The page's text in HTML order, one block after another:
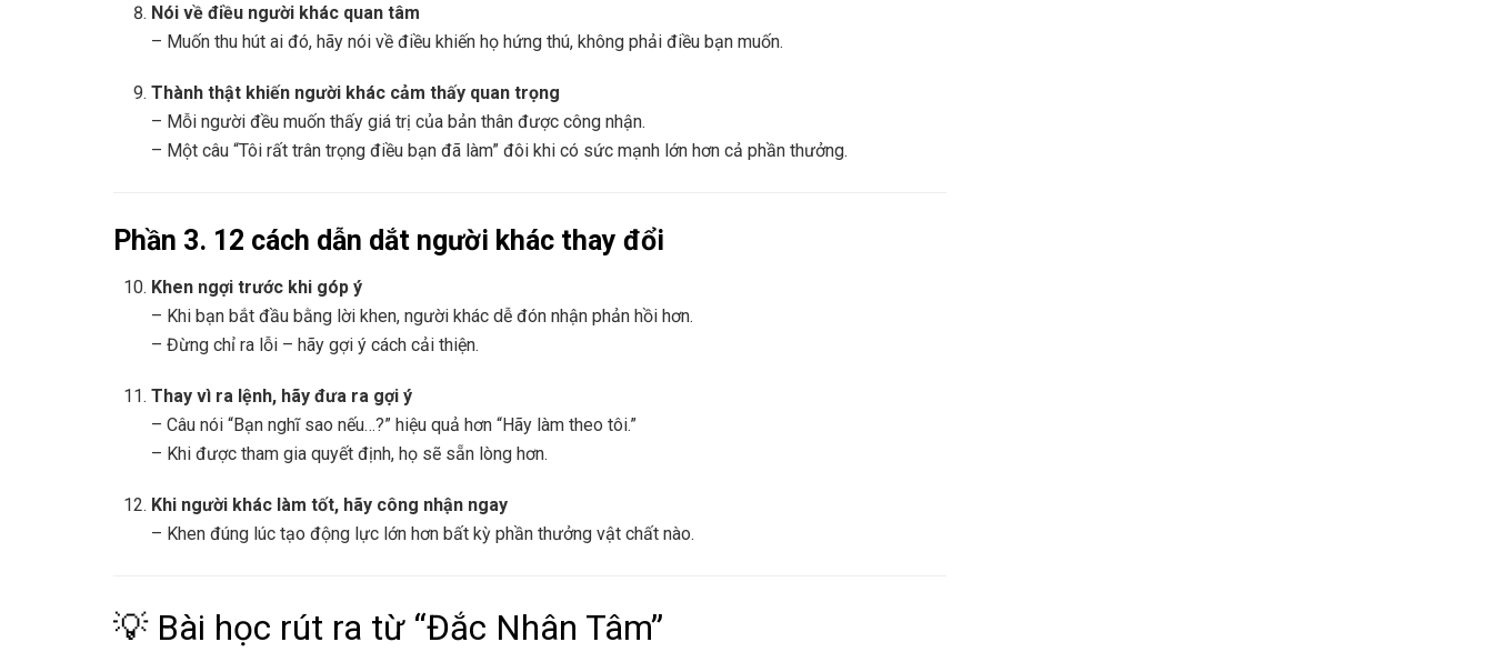
Nói về điều người khác quan tâm
– Muốn thu hút ai đó, hãy nói về điều khiến họ hứng thú, không phải điều bạn muốn.
Thành thật khiến người khác cảm thấy quan trọng
– Mỗi người đều muốn thấy giá trị của bản thân được công nhận.
– Một câu “Tôi rất trân trọng điều bạn đã làm” đôi khi có sức mạnh lớn hơn cả phần thưởng.
Phần 3. 12 cách dẫn dắt người khác thay đổi
Khen ngợi trước khi góp ý
– Khi bạn bắt đầu bằng lời khen, người khác dễ đón nhận phản hồi hơn.
– Đừng chỉ ra lỗi – hãy gợi ý cách cải thiện.
Thay vì ra lệnh, hãy đưa ra gợi ý
– Câu nói “Bạn nghĩ sao nếu…?” hiệu quả hơn “Hãy làm theo tôi.”
– Khi được tham gia quyết định, họ sẽ sẵn lòng hơn.
Khi người khác làm tốt, hãy công nhận ngay
– Khen đúng lúc tạo động lực lớn hơn bất kỳ phần thưởng vật chất nào.
💡 Bài học rút ra từ “Đắc Nhân Tâm”